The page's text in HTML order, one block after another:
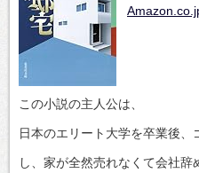
この小説の主人公は、
日本のエリート大学を卒業後
し、家が全然売れなくて会社辞